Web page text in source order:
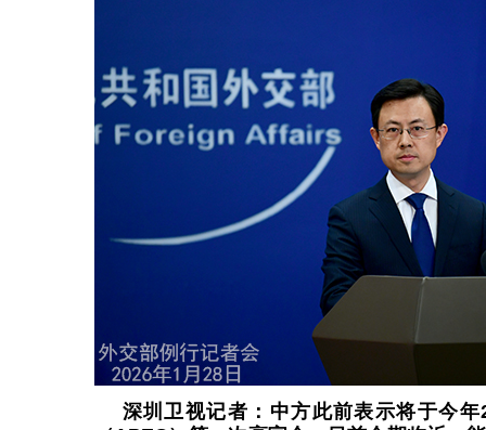
深圳卫视记者：中方此前表示将于今